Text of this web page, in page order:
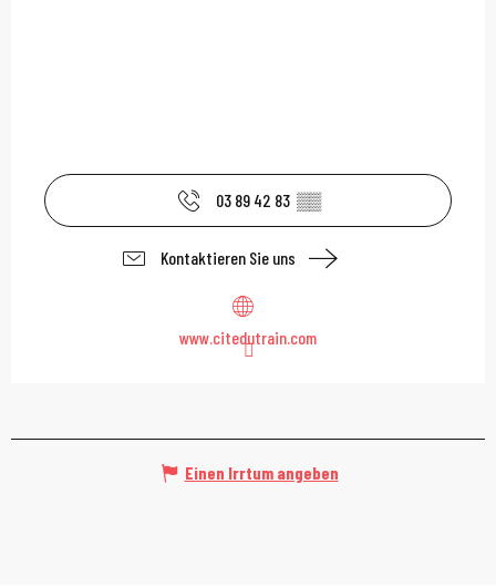
03 89 42 83 ▒▒
Kontaktieren Sie uns
www.citedutrain.com
Einen Irrtum angeben